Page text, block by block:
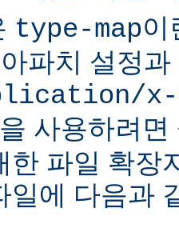
type-map이
파치 설정
x-
사용하려
한 파일 확장
일에 다음과